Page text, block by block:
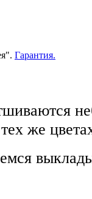
Гарантия.
же